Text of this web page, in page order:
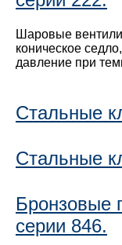
Шаровые
коническое
давление при
Стальные
Стальные
Бронзовые
серии 846.